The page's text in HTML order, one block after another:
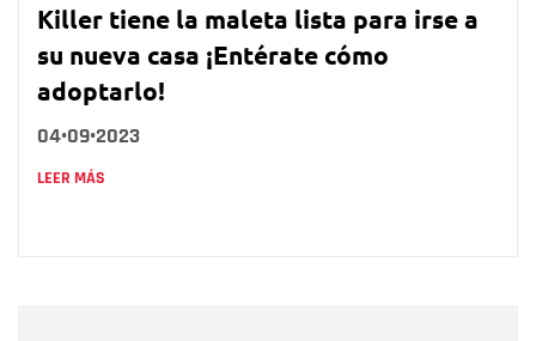
Killer tiene la maleta lista para irse a
su nueva casa ¡Entérate cómo
adoptarlo!
04•09•2023
LEER MÁS